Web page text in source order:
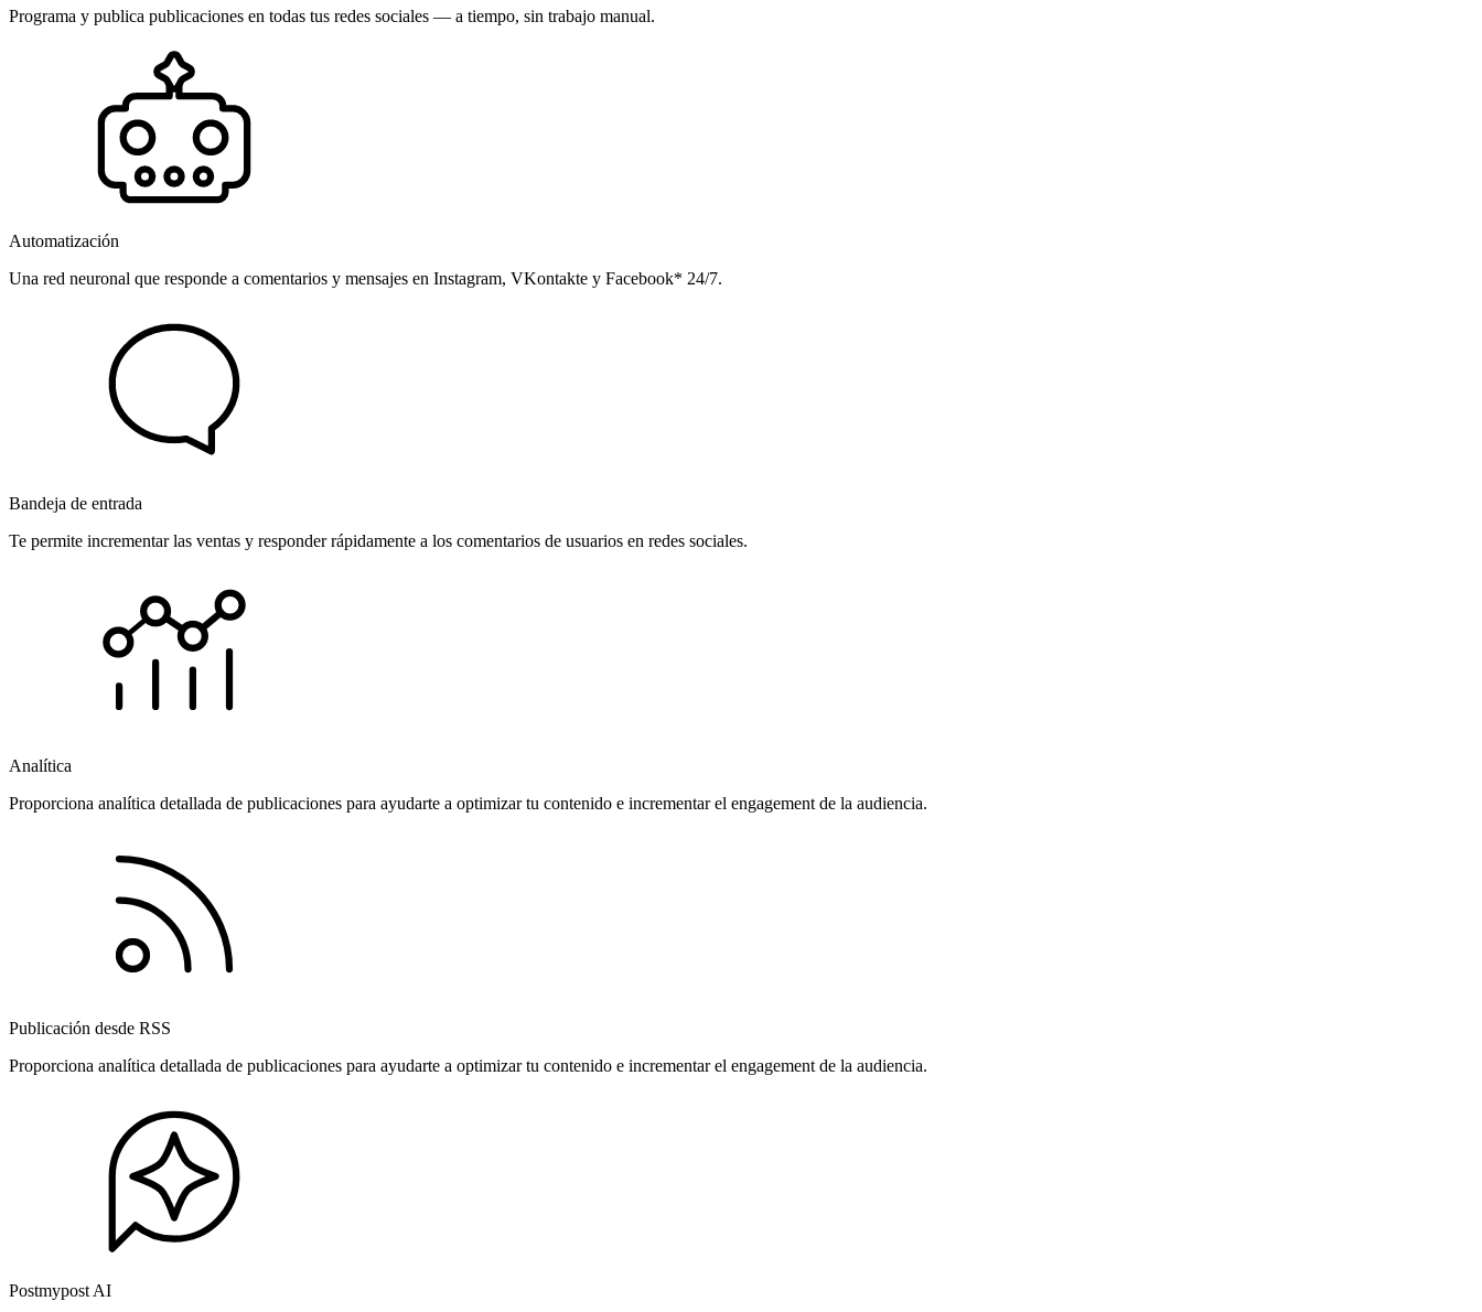
Programa y publica publicaciones en todas tus redes sociales — a tiempo, sin trabajo manual.
Automatización
Una red neuronal que responde a comentarios y mensajes en Instagram, VKontakte y Facebook* 24/7.
Bandeja de entrada
Te permite incrementar las ventas y responder rápidamente a los comentarios de usuarios en redes sociales.
Analítica
Proporciona analítica detallada de publicaciones para ayudarte a optimizar tu contenido e incrementar el engagement de la audiencia.
Publicación desde RSS
Proporciona analítica detallada de publicaciones para ayudarte a optimizar tu contenido e incrementar el engagement de la audiencia.
Postmypost AI